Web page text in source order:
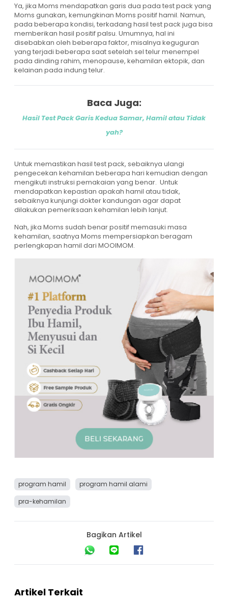
Ya, jika Moms mendapatkan garis dua pada test pack yang
Moms gunakan, kemungkinan Moms positif hamil. Namun,
pada beberapa kondisi, terkadang hasil test pack juga bisa
memberikan hasil positif palsu. Umumnya, hal ini
disebabkan oleh beberapa faktor, misalnya keguguran
yang terjadi beberapa saat setelah sel telur menempel
pada dinding rahim, menopause, kehamilan ektopik, dan
kelainan pada indung telur.
Baca Juga:
Hasil Test Pack Garis Kedua Samar, Hamil atau Tidak
yah?
Untuk memastikan hasil test pack, sebaiknya ulangi
pengecekan kehamilan beberapa hari kemudian dengan
mengikuti instruksi pemakaian yang benar. Untuk
mendapatkan kepastian apakah hamil atau tidak,
sebaiknya kunjungi dokter kandungan agar dapat
dilakukan pemeriksaan kehamilan lebih lanjut.
Nah, jika Moms sudah benar positif memasuki masa
kehamilan, saatnya Moms mempersiapkan beragam
perlengkapan hamil dari MOOIMOM.
program hamil
program hamil alami
pra-kehamilan
Bagikan Artikel
Artikel Terkait